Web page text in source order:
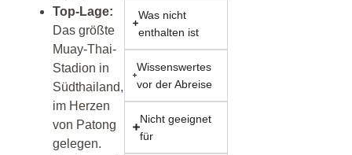
Top-Lage:
Das größte
Muay-Thai-
Stadion in
Südthailand,
im Herzen
von Patong
gelegen.
Was nicht
enthalten ist
Wissenswertes
vor der Abreise
Nicht geeignet
für